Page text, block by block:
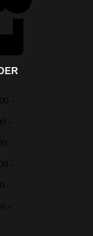
-
-
-
-
-
-